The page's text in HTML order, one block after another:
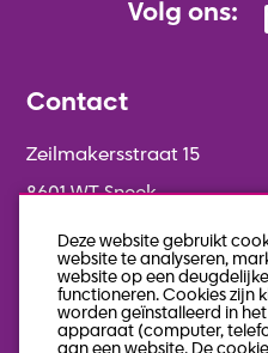
Volg ons:
Contact
Zeilmakersstraat 15
8601 WT Sneek
0515-746014
info@jobz-on.nl
Deze website gebruikt
website te analyseren,
website op een
functioneren. Cookies zijn
worden geïnstalleerd in
apparaat (computer,